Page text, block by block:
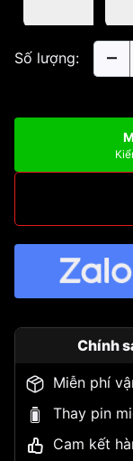
Số lượng:
Chính
Miễn phí
Thay pin
Cam kết